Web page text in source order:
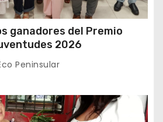
ganadores del Premio
2026
Peninsular